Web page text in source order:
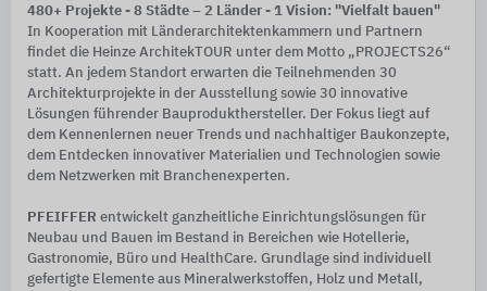
480+ Projekte - 8 Städte – 2 Länder - 1 Vision: "Vielfalt bauen"
In Kooperation mit Länderarchitektenkammern und Partnern
findet die Heinze ArchitekTOUR unter dem Motto „PROJECTS26“
statt. An jedem Standort erwarten die Teilnehmenden 30
Architekturprojekte in der Ausstellung sowie 30 innovative
Lösungen führender Bauprodukthersteller. Der Fokus liegt auf
dem Kennenlernen neuer Trends und nachhaltiger Baukonzepte,
dem Entdecken innovativer Materialien und Technologien sowie
dem Netzwerken mit Branchenexperten.
PFEIFFER entwickelt ganzheitliche Einrichtungslösungen für
Neubau und Bauen im Bestand in Bereichen wie Hotellerie,
Gastronomie, Büro und HealthCare. Grundlage sind individuell
gefertigte Elemente aus Mineralwerkstoffen, Holz und Metall,